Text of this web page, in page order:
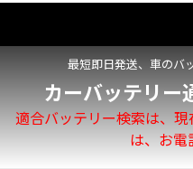
最短即日発送、車のバ
カーバッテリー
適合バッテリー検索は、
は、お電